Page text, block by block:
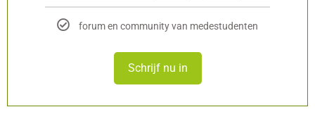
forum en community van medestudenten
Schrijf nu in